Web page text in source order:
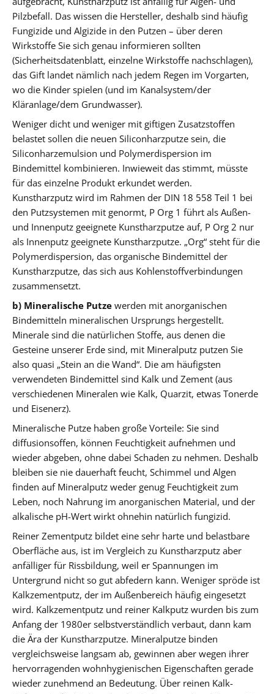
Pilzbefall. Das wissen die Hersteller, deshalb sind häufig
Fungizide und Algizide in den Putzen – über deren
Wirkstoffe Sie sich genau informieren sollten
(Sicherheitsdatenblatt, einzelne Wirkstoffe nachschlagen),
das Gift landet nämlich nach jedem Regen im Vorgarten,
wo die Kinder spielen (und im Kanalsystem/der
Kläranlage/dem Grundwasser).
Weniger dicht und weniger mit giftigen Zusatzstoffen
belastet sollen die neuen Siliconharzputze sein, die
Siliconharzemulsion und Polymerdispersion im
Bindemittel kombinieren. Inwieweit das stimmt, müsste
für das einzelne Produkt erkundet werden.
Kunstharzputz wird im Rahmen der DIN 18 558 Teil 1 bei
den Putzsystemen mit genormt, P Org 1 führt als Außen-
und Innenputz geeignete Kunstharzputze auf, P Org 2 nur
als Innenputz geeignete Kunstharzputze. „Org“ steht für die
Polymerdispersion, das organische Bindemittel der
Kunstharzputze, das sich aus Kohlenstoffverbindungen
zusammensetzt.
b) Mineralische Putze werden mit anorganischen
Bindemitteln mineralischen Ursprungs hergestellt.
Minerale sind die natürlichen Stoffe, aus denen die
Gesteine unserer Erde sind, mit Mineralputz putzen Sie
also quasi „Stein an die Wand“. Die am häufigsten
verwendeten Bindemittel sind Kalk und Zement (aus
verschiedenen Mineralen wie Kalk, Quarzit, etwas Tonerde
und Eisenerz).
Mineralische Putze haben große Vorteile: Sie sind
diffusionsoffen, können Feuchtigkeit aufnehmen und
wieder abgeben, ohne dabei Schaden zu nehmen. Deshalb
bleiben sie nie dauerhaft feucht, Schimmel und Algen
finden auf Mineralputz weder genug Feuchtigkeit zum
Leben, noch Nahrung im anorganischen Material, und der
alkalische pH-Wert wirkt ohnehin natürlich fungizid.
Reiner Zementputz bildet eine sehr harte und belastbare
Oberfläche aus, ist im Vergleich zu Kunstharzputz aber
anfälliger für Rissbildung, weil er Spannungen im
Untergrund nicht so gut abfedern kann. Weniger spröde ist
Kalkzementputz, der im Außenbereich häufig eingesetzt
wird. Kalkzementputz und reiner Kalkputz wurden bis zum
Anfang der 1980er selbstverständlich verbaut, dann kam
die Ära der Kunstharzputze. Mineralputze binden
vergleichsweise langsam ab, gewinnen aber wegen ihrer
hervorragenden wohnhygienischen Eigenschaften gerade
wieder zunehmend an Bedeutung. Über reinen Kalk-